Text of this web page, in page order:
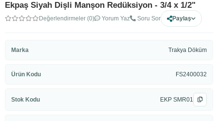
Ekpaş Siyah Dişli Manşon Redüksiyon - 3/4 x 1/2"
Değerlendirmeler (0) Yorum Yaz Soru Sor Paylaş
Marka Trakya Döküm
Ürün Kodu FS2400032
Stok Kodu EKP SMR01